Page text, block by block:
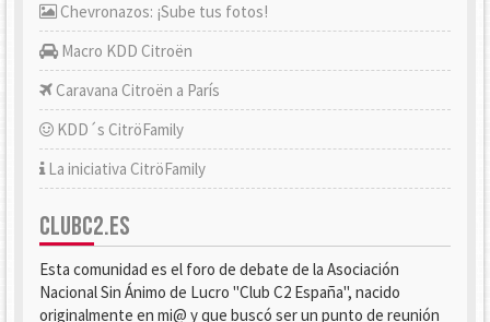
Chevronazos: ¡Sube tus fotos!
Macro KDD Citroën
Caravana Citroën a París
KDD´s CitröFamily
La iniciativa CitröFamily
CLUBC2.ES
Esta comunidad es el foro de debate de la Asociación
Nacional Sin Ánimo de Lucro "Club C2 España", nacido
originalmente en mi@ y que buscó ser un punto de reunión